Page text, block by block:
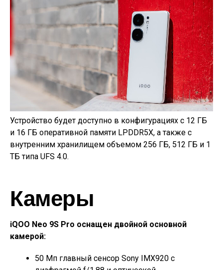
Устройство будет доступно в конфигурациях с 12 ГБ
и 16 ГБ оперативной памяти LPDDR5X, а также с
внутренним хранилищем объемом 256 ГБ, 512 ГБ и 1
ТБ типа UFS 4.0.
Камеры
iQOO Neo 9S Pro оснащен двойной основной
камерой:
50 Мп главный сенсор Sony IMX920 с